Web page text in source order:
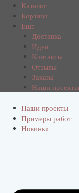
Каталог
Корзина
Еще
Доставка
Идеи
Контакты
Отзывы
Заказы
Наши проекты
Наши проекты
Примеры работ
Новинки